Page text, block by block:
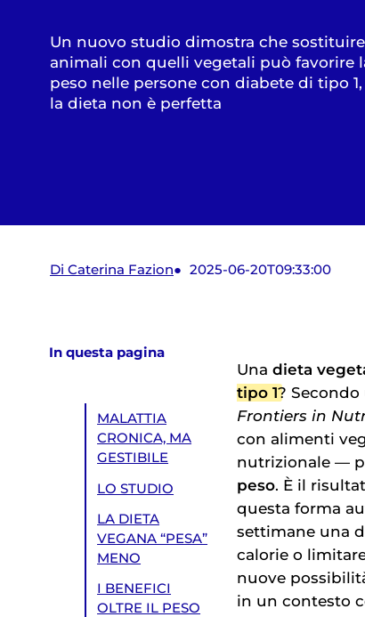
Un nuovo studio dimostra che
animali con quelli vegetali può favorire
peso nelle persone con diabete di tipo
la dieta non è perfetta
Di Caterina Fazion 2025-06-20T09:33:00
In questa pagina
MALATTIA
CRONICA, MA
GESTIBILE
LO STUDIO
LA DIETA
VEGANA “PESA”
MENO
I BENEFICI
OLTRE IL PESO
Una dieta
tipo 1?
Frontiers in
con alimenti
nutrizionale —
peso. È il
questa forma
settimane una
calorie o
nuove
in un contesto